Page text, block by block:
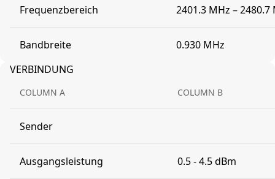
Frequenzbereich 2401.3 MHz – 2480.7
Bandbreite
0.930 MHz
VERBINDUNG
COLUMN A COLUMN B
Sender
Ausgangsleistung 0.5 - 4.5 dBm